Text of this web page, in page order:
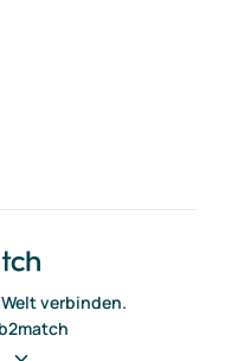
verbinden.